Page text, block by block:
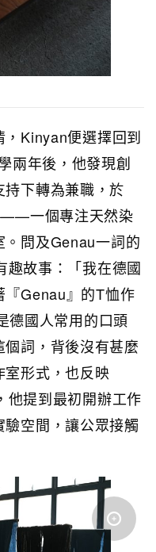
Kinyan便選擇回到
兩年後，他發現創
下轉為兼職，於
一個專注天然染
問及Genau一詞的
趣故事：「我在德國
『Genau』的T恤作
德國人常用的口頭
詞，背後沒有甚麼
形式，也反映
他提到最初開辦工作
空間，讓公眾接觸